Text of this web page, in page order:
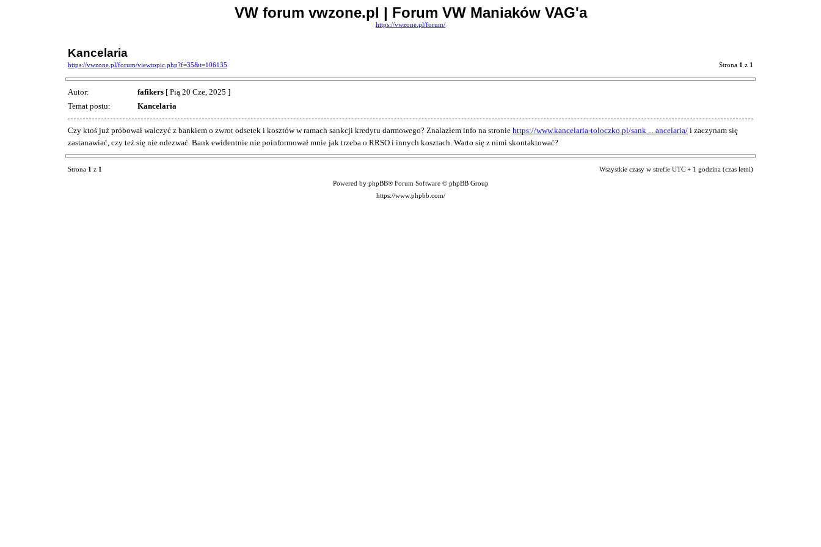
VW forum vwzone.pl | Forum VW Maniaków VAG'a
https://vwzone.pl/forum/
Kancelaria
https://vwzone.pl/forum/viewtopic.php?f=35&t=106135 Strona 1 z 1
Autor: fafikers [ Pią 20 Cze, 2025 ]
Temat postu:
Kancelaria
Czy ktoś już próbował walczyć z bankiem o zwrot odsetek i kosztów w ramach sankcji kredytu darmowego? Znalazłem info na stronie https://www.kancelaria-toloczko.pl/sank ... ancelaria/ i zaczynam się
zastanawiać, czy też się nie odezwać. Bank ewidentnie nie poinformował mnie jak trzeba o RRSO i innych kosztach. Warto się z nimi skontaktować?
Strona 1 z 1 Wszystkie czasy w strefie UTC + 1 godzina (czas letni)
Powered by phpBB® Forum Software © phpBB Group
https://www.phpbb.com/